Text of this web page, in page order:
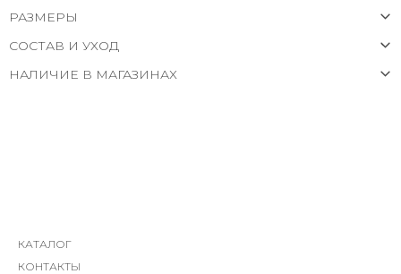
РАЗМЕРЫ
СОСТАВ И УХОД
НАЛИЧИЕ В МАГАЗИНАХ
КАТАЛОГ
КОНТАКТЫ